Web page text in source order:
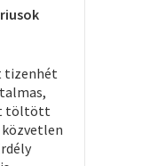
tizenhét
töltött
közvetlen